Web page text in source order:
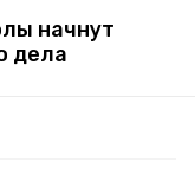
начнут
дела